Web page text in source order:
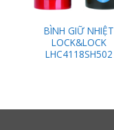
BÌNH GIỮ NHIỆT
LOCK&LOCK
LHC4118SH502